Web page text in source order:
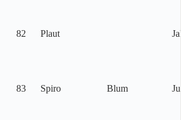
82 Plaut
83 Spiro Blum